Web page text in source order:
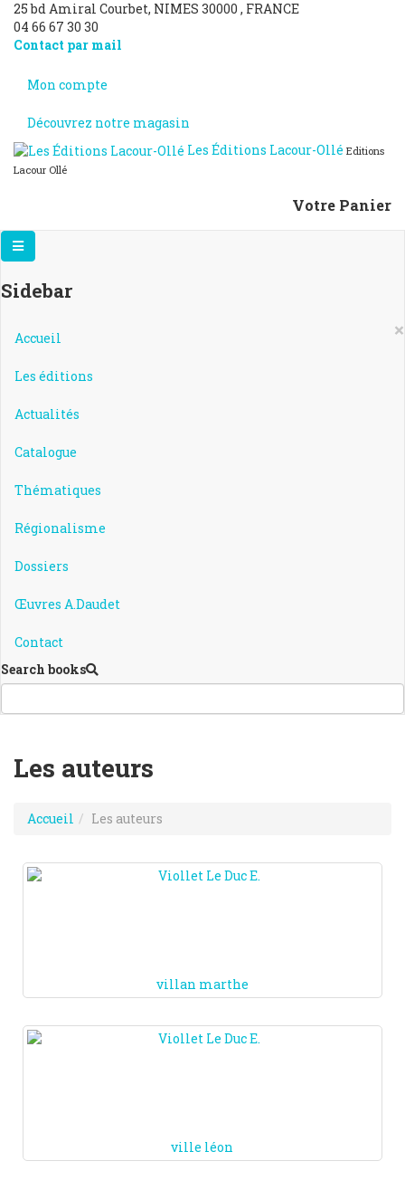
25 bd Amiral Courbet, NIMES 30000 , FRANCE
04 66 67 30 30
Contact par mail
Mon compte
Découvrez notre magasin
Les Éditions Lacour-Ollé Editions
Lacour Ollé
Votre Panier
Sidebar
×
Accueil
Les éditions
Actualités
Catalogue
Thématiques
Régionalisme
Dossiers
Œuvres A.Daudet
Contact
Search books
Les auteurs
Accueil Les auteurs
villan marthe
ville léon